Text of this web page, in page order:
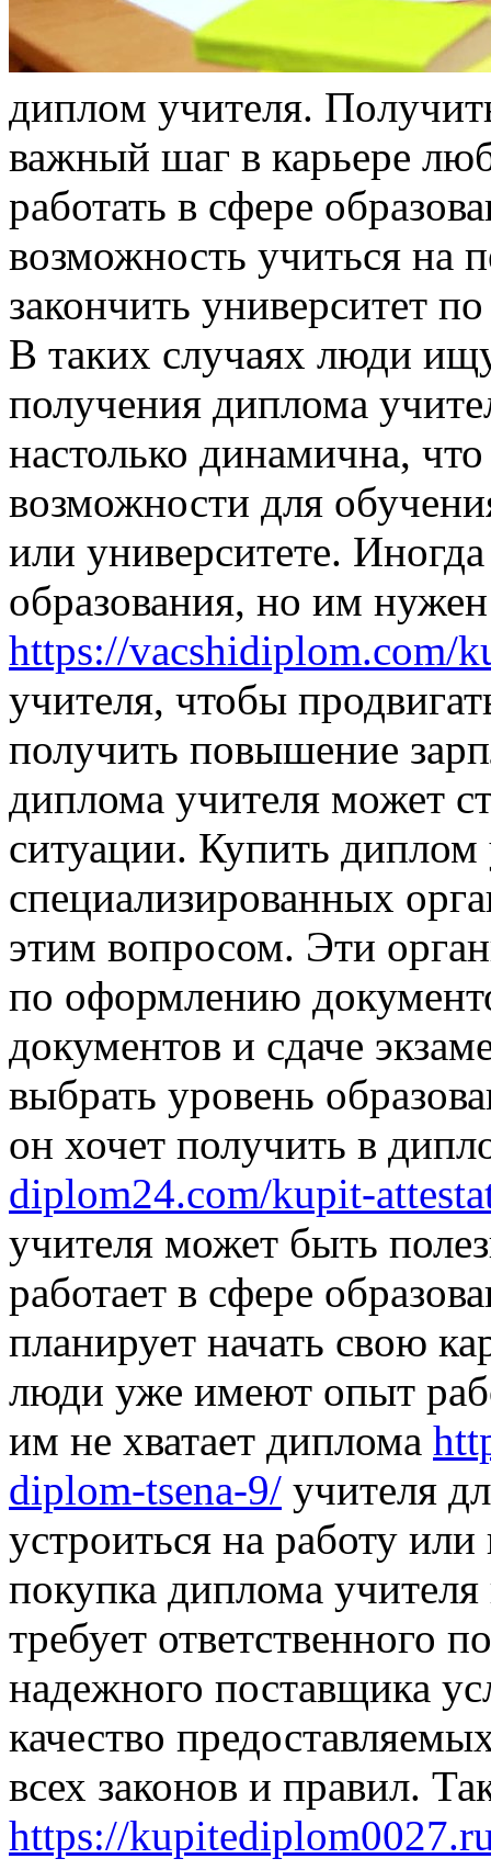
диплoм учитeля.
важный шаг в карьере
работать в сфере
возможность учиться на
закончить университет
В таких случаях люди
получения диплома
настолько динамична,
возможности для
или университете.
образования, но им
https://vacshidiplom.com/
учителя, чтобы
получить повышение
диплома учителя может
ситуации. Купить
специализированных
этим вопросом. Эти
по оформлению
документов и сдаче
выбрать уровень
он хочет получить в
diplom24.com/kupit-
учителя может быть
работает в сфере
планирует начать свою
люди уже имеют опыт
им не хватает диплома
diplom-tsena-9/ учителя
устроиться на работу
покупка диплома
требует ответственного
надежного поставщика
качество
всех законов и правил.
https://